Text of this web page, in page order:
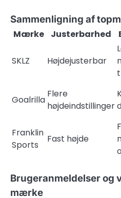
Sammenligning af
Mærke
Justerbarhed
SKLZ Højdejusterbar
Goalrilla
Flere
højdeindstillinger
Franklin
Sports
Fast højde
Brugeranmeldelser og
mærke